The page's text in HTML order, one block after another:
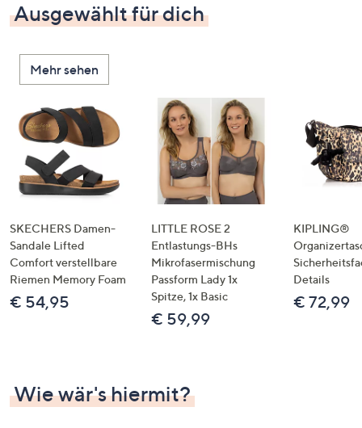
Ausgewählt für dich
Mehr sehen
SKECHERS Damen-
Sandale Lifted
Comfort verstellbare
Riemen Memory Foam
€ 54,95
LITTLE ROSE 2
Entlastungs-BHs
Mikrofasermischung
Passform Lady 1x
Spitze, 1x Basic
€ 59,99
KIPLING®
Details
€ 72,99
Wie wär's hiermit?